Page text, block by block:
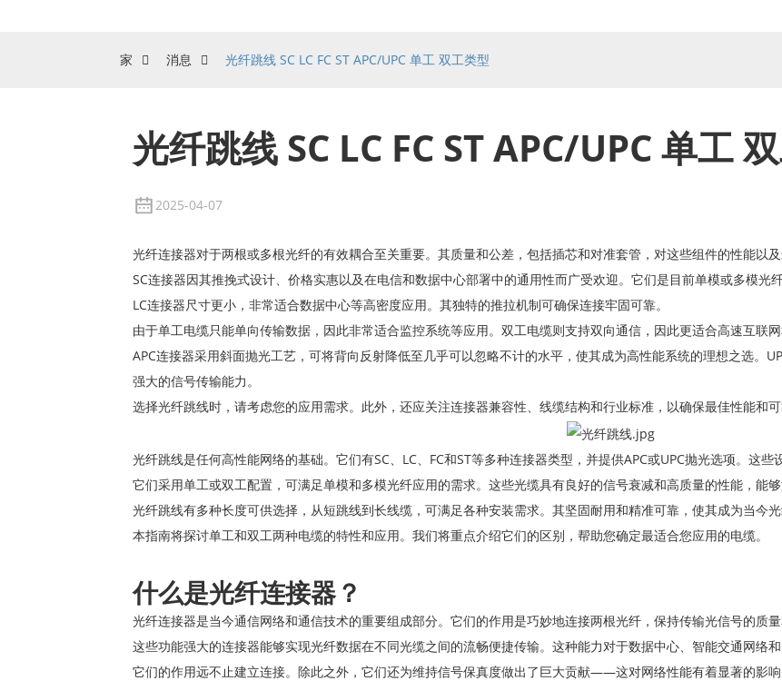
家 消息 光纤跳线 SC LC FC ST APC/UPC 单工 双工类型
光纤跳线 SC LC FC ST APC/UPC 单工
2025-04-07
光纤连接器对于两根或多根光纤的有效耦合至关重要。其质量和公差，包括插芯和对准套管，对这些组件的性能以及
SC连接器因其推挽式设计、价格实惠以及在电信和数据中心部署中的通用性而广受欢迎。它们是目前单模或多模光
LC连接器尺寸更小，非常适合数据中心等高密度应用。其独特的推拉机制可确保连接牢固可靠。
由于单工电缆只能单向传输数据，因此非常适合监控系统等应用。双工电缆则支持双向通信，因此更适合高速互联网
APC连接器采用斜面抛光工艺，可将背向反射降低至几乎可以忽略不计的水平，使其成为高性能系统的理想之选。
强大的信号传输能力。
选择光纤跳线时，请考虑您的应用需求。此外，还应关注连接器兼容性、线缆结构和行业标准，以确保最佳性能和可
光纤跳线是任何高性能网络的基础。它们有SC、LC、FC和ST等多种连接器类型，并提供APC或UPC抛光选项。这些
它们采用单工或双工配置，可满足单模和多模光纤应用的需求。这些光缆具有良好的信号衰减和高质量的性能，能
光纤跳线有多种长度可供选择，从短跳线到长线缆，可满足各种安装需求。其坚固耐用和精准可靠，使其成为当今光
本指南将探讨单工和双工两种电缆的特性和应用。我们将重点介绍它们的区别，帮助您确定最适合您应用的电缆。
什么是光纤连接器？
光纤连接器是当今通信网络和通信技术的重要组成部分。它们的作用是巧妙地连接两根光纤，保持传输光信号的质量
这些功能强大的连接器能够实现光纤数据在不同光缆之间的流畅便捷传输。这种能力对于数据中心、智能交通网络
它们的作用远不止建立连接。除此之外，它们还为维持信号保真度做出了巨大贡献——这对网络性能有着显著的影响